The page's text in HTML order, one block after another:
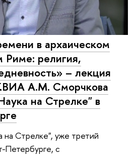
в архаическом
Риме: религия,
– лекция
А.М. Сморчкова
на Стрелке" в
на Стрелке", уже третий
Петербурге, с